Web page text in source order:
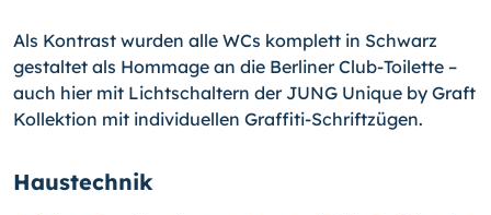
Als Kontrast wurden alle WCs komplett in Schwarz
gestaltet als Hommage an die Berliner Club-Toilette –
auch hier mit Lichtschaltern der JUNG Unique by Graft
Kollektion mit individuellen Graffiti-Schriftzügen.
Haustechnik